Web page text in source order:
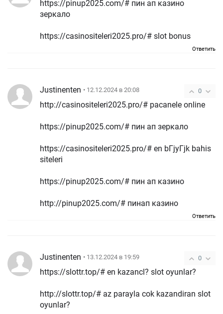
https://pinup2025.com/# пин ап казино
зеркало
https://casinositeleri2025.pro/# slot bonus
Ответить
0
Justinenten • 12.12.2024 в 20:08
http://casinositeleri2025.pro/# pacanele online
https://pinup2025.com/# пин ап зеркало
https://casinositeleri2025.pro/# en bГјyГјk bahis
siteleri
https://pinup2025.com/# пин ап казино
http://pinup2025.com/# пинап казино
Ответить
0
Justinenten • 13.12.2024 в 19:59
https://slottr.top/# en kazancl? slot oyunlar?
http://slottr.top/# az parayla cok kazandiran slot
oyunlar?